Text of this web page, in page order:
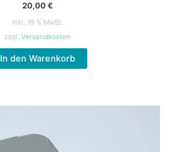
20,00€
inkl. 19 % MwSt.
zzgl. Versandkosten
In den Warenkorb